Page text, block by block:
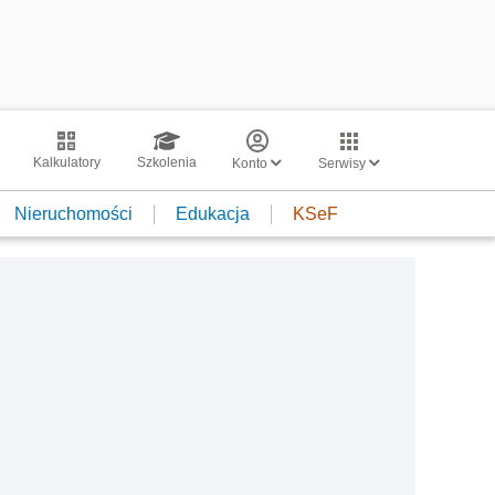
Kalkulatory Szkolenia Konto Serwisy
Nieruchomości Edukacja KSeF